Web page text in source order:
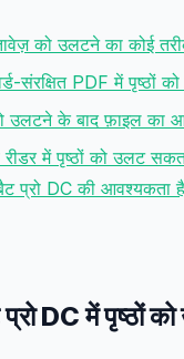
को उलटने का कोई
संरक्षित PDF में पृष्ठों
उलटने के बाद फ़ाइल का
रीडर में पृष्ठों को उलट
प्रो DC की आवश्यकता
DC में पृष्ठों